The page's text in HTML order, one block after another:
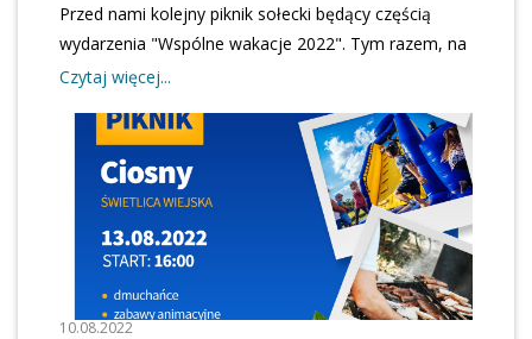
Przed nami kolejny piknik sołecki będący częścią
wydarzenia "Wspólne wakacje 2022". Tym razem, na
radosnym świętowaniu spotkamy się w
sierpnia od godz. 16.00, świetlica wiejska. Wstęp
wolny!
Czytaj więcej...
10.08.2022